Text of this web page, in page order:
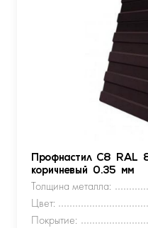
Профнастил С8 RAL
коричневый 0.35 мм
Толщина металла:
Цвет:
Покрытие: